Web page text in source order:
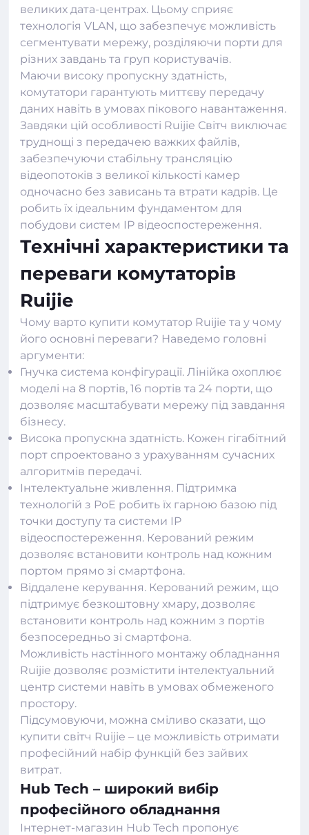
великих дата-центрах. Цьому сприяє
технологія VLAN, що забезпечує можливість
сегментувати мережу, розділяючи порти для
різних завдань та груп користувачів.
Маючи високу пропускну здатність,
комутатори гарантують миттєву передачу
даних навіть в умовах пікового навантаження.
Завдяки цій особливості Ruijie Світч виключає
труднощі з передачею важких файлів,
забезпечуючи стабільну трансляцію
відеопотоків з великої кількості камер
одночасно без зависань та втрати кадрів. Це
робить їх ідеальним фундаментом для
побудови систем IP відеоспостереження.
Технічні характеристики та
переваги комутаторів
Ruijie
Чому варто купити комутатор Ruijie та у чому
його основні переваги? Наведемо головні
аргументи:
Гнучка система конфігурації. Лінійка охоплює
моделі на 8 портів, 16 портів та 24 порти, що
дозволяє масштабувати мережу під завдання
бізнесу.
Висока пропускна здатність. Кожен гігабітний
порт спроектовано з урахуванням сучасних
алгоритмів передачі.
Інтелектуальне живлення. Підтримка
технологій з PoE робить їх гарною базою під
точки доступу та системи IP
відеоспостереження. Керований режим
дозволяє встановити контроль над кожним
портом прямо зі смартфона.
Віддалене керування. Керований режим, що
підтримує безкоштовну хмару, дозволяє
встановити контроль над кожним з портів
безпосередньо зі смартфона.
Можливість настінного монтажу обладнання
Ruijie дозволяє розмістити інтелектуальний
центр системи навіть в умовах обмеженого
простору.
Підсумовуючи, можна сміливо сказати, що
купити світч Ruijie – це можливість отримати
професійний набір функцій без зайвих
витрат.
Hub Tech – широкий вибір
професійного обладнання
Інтернет-магазин Hub Tech пропонує